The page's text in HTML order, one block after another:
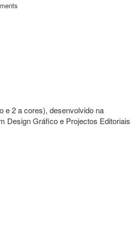
e 2 a cores), desenvolvido na
Design Gráfico e Projectos Editoriais